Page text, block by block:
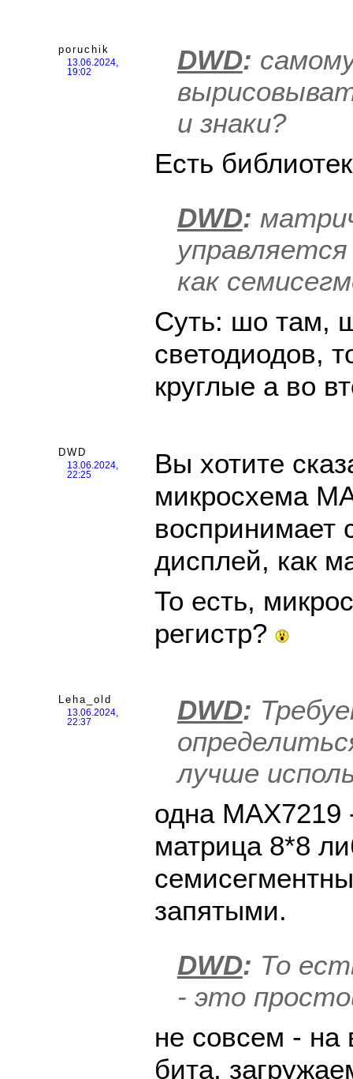
poruchik
13.06.2024,
19:02
DWD:
и знаки?
Есть
DWD:
как
Суть: шо там,
светодиодов,
круглые а во
DWD
13.06.2024,
22:25
Вы хотите
микросхема
воспринимает
дисплей, как
То есть,
регистр?
Leha_old
13.06.2024,
22:37
DWD:
лучше
одна MAX7219
матрица 8*8
запятыми.
DWD: То
- это
не совсем - на
бита,